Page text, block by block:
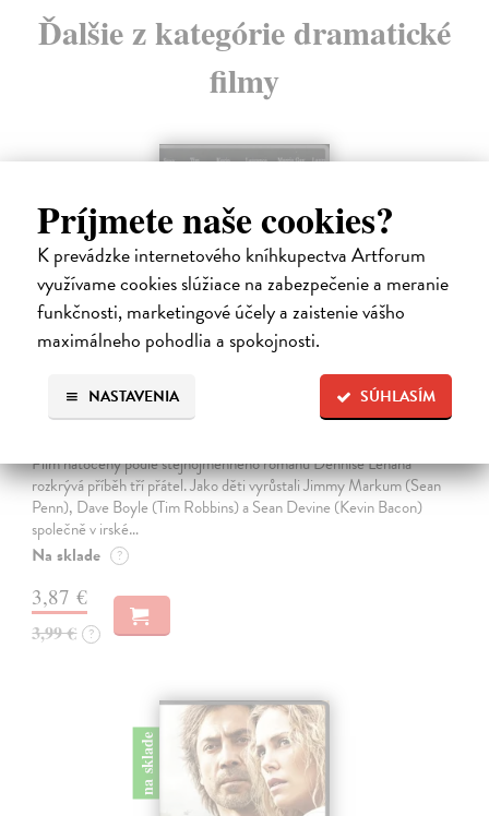
Príjmete naše cookies?
K prevádzke internetového kníhkupectva Artforum
využívame cookies slúžiace na zabezpečenie a meranie
funkčnosti, marketingové účely a zaistenie vášho
maximálneho pohodlia a spokojnosti.
SÚHLASÍM
NASTAVENIA
Ďalšie z kategórie dramatické
filmy
na sklade
Tajemná řeka - DVD
Film natočený podle stejnojmenného románu Dennise Lehaha
rozkrývá příběh tří přátel. Jako děti vyrůstali Jimmy Markum (Sean
Penn), Dave Boyle (Tim Robbins) a Sean Devine (Kevin Bacon)
společně v irské…
Na sklade ?
3,87 €
3,99 € ?
na sklade